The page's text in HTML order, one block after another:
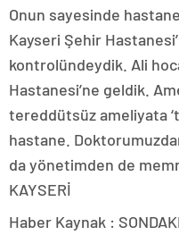
Onun sayesinde
Kayseri Şehir
kontrolündeydik. Ali
Hastanesi’ne geldik.
tereddütsüz ameliyata
hastane.
da yönetimden de
KAYSERİ
Haber Kaynak :